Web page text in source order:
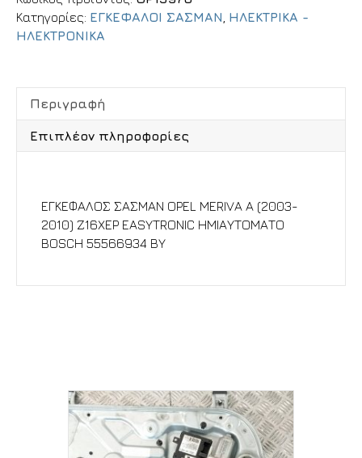
Κατηγορίες: ΕΓΚΕΦΑΛΟΙ ΣΑΣΜΑΝ ΗΛΕΚΤΡΙΚΑ -
ΗΛΕΚΤΡΟΝΙΚΑ
Περιγραφή
Επιπλέον πληροφορίες
ΕΓΚΕΦΑΛΟΣ ΣΑΣΜΑΝ OPEL MERIVA A (2003-
2010) Z16XEP EASYTRONIC ΗΜΙΑΥΤΟΜΑΤΟ
BOSCH 55566934 BY